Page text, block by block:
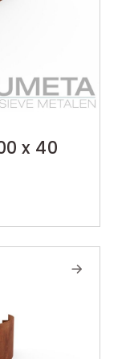
x 40